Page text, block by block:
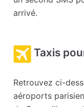
arrivé.
Taxis
Retrouvez ci-
aéroports